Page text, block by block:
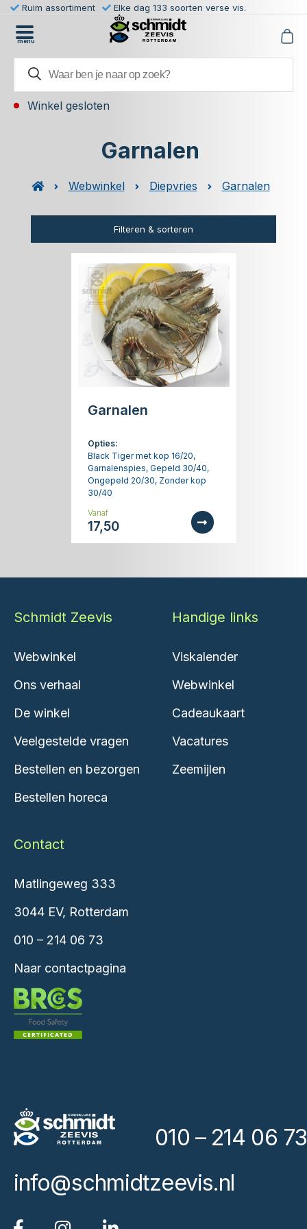
Ruim assortiment Elke dag 133 soorten verse vis.
menu
Winkel gesloten
Garnalen
Webwinkel Diepvries Garnalen
Filteren & sorteren
Garnalen
Opties:
Black Tiger met kop 16/20,
Garnalenspies, Gepeld 30/40,
Ongepeld 20/30, Zonder kop
30/40
Vanaf
17,50
Schmidt Zeevis
Webwinkel
Ons verhaal
De winkel
Veelgestelde vragen
Bestellen en bezorgen
Bestellen horeca
Handige links
Viskalender
Webwinkel
Cadeaukaart
Vacatures
Zeemijlen
Contact
Matlingeweg 333
3044 EV, Rotterdam
010 – 214 06 73
Naar contactpagina
010 – 214 06 73
info@schmidtzeevis.nl